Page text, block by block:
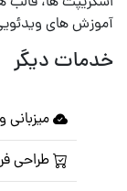
آموزش های
خدمات دیگر
طراحی